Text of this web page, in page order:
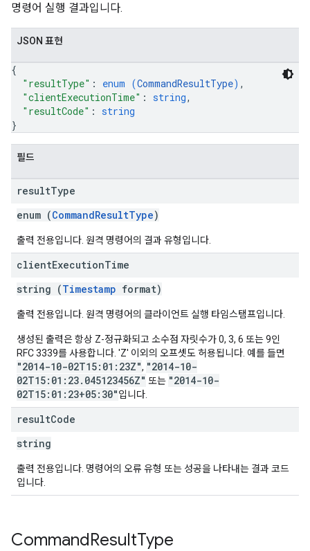
명령어 실행 결과입니다.
JSON 표현
{
"resultType" : enum (CommandResultType) ,
"clientExecutionTime" : string,
"resultCode" : string
}
필드
resultType
enum (CommandResultType)
출력 전용입니다. 원격 명령어의 결과 유형입니다.
clientExecutionTime
string (Timestamp format)
출력 전용입니다. 원격 명령어의 클라이언트 실행 타임스탬프입니다.
생성된 출력은 항상 Z-정규화되고 소수점 자릿수가 0, 3, 6 또는 9인
RFC 3339를 사용합니다. 'Z' 이외의 오프셋도 허용됩니다. 예를 들면
"2014-10-02T15:01:23Z", "2014-10-
02T15:01:23.045123456Z" 또는 "2014-10-
02T15:01:23+05:30"입니다.
resultCode
string
출력 전용입니다. 명령어의 오류 유형 또는 성공을 나타내는 결과 코드
입니다.
CommandResultType